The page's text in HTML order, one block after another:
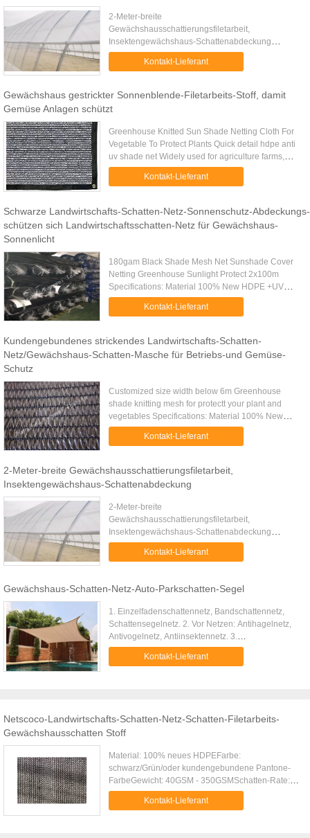
2-Meter-breite
Gewächshausschattierungsfiletarbeit,
Insektengewächshaus-Schattenabdeckung
Schnelles Detail: XTB-Insektennetz wird benutzt,
um die Insekten zu verhindern, die in ein
Kontakt-Lieferant
Gewächshaus gestrickter Sonnenblende-Filetarbeits-Stoff, damit
Gemüse Anlagen schützt
Greenhouse Knitted Sun Shade Netting Cloth For
Vegetable To Protect Plants Quick detail hdpe anti
uv shade net Widely used for agriculture farms,
greenhouse and horticulture Description: Hdpe
raschel knitted .....Kontakt-Lieferant
Schwarze Landwirtschafts-Schatten-Netz-Sonnenschutz-Abdeckungs-
schützen sich Landwirtschaftsschatten-Netz für Gewächshaus-
Sonnenlicht
180gam Black Shade Mesh Net Sunshade Cover
Netting Greenhouse Sunlight Protect 2x100m
Specifications: Material 100% New HDPE +UV
stabilized Weight 35gsm-380gsm On request
Shade rate 10%-99% Net width Any size ....
Kontakt-Lieferant
Kundengebundenes strickendes Landwirtschafts-Schatten-
Netz/Gewächshaus-Schatten-Masche für Betriebs-und Gemüse-
Schutz
Customized size width below 6m Greenhouse
shade knitting mesh for protectt your plant and
vegetables​ Specifications: Material 100% New
HDPE +UV stabilized Weight 35gsm-380gsm On
request Shade rate 10%-99% Net ...
Kontakt-Lieferant
2-Meter-breite Gewächshausschattierungsfiletarbeit,
Insektengewächshaus-Schattenabdeckung
2-Meter-breite
Gewächshausschattierungsfiletarbeit,
Insektengewächshaus-Schattenabdeckung
Schnelles Detail: XTB-Insektennetz wird benutzt,
um die Insekten zu verhindern, die in ein
Kontakt-Lieferant
Gewächshaus-Schatten-Netz-Auto-Parkschatten-Segel
1. Einzelfadenschattennetz, Bandschattennetz,
Schattensegelnetz. 2. Vor Netzen: Antihagelnetz,
Antivogelnetz, Antiinsektennetz. 3.
BauSicherheitsnetz: Baugerüstnetz,
Rückstandfiletarbeit, Frachtfiletarbeit 4.
1m ~6m; 2) flaches Garn: 1m~6m Länge: Kann
gemäß Ihrer Anforderungen besonders angefertigt
Antrag. Gewicht: 50G/M2~340G/M2 Farbe: Grünes,
dunkelgrünes, schwarzes, gelbes, graues, blaues,
silbernes u. weißes, silbernes u. grünes,
schwarzes u. weißes, schwarzes u. grünes,
schwarzes u. blaues etc. Materialien: Jungfrau
Kontakt-Lieferant
Netscoco-Landwirtschafts-Schatten-Netz-Schatten-Filetarbeits-
Gewächshausschatten Stoff
Material: 100% neues HDPEFarbe:
schwarz/Grün/oder kundengebundene Pantone-
FarbeGewicht: 40GSM - 350GSMSchatten-Rate:
30%-95%Breite: 1m-8m (über 8 m, Bedarf zu
nähen)Länge: 100m eine Rolle/oder, wie
Kontakt-Lieferant